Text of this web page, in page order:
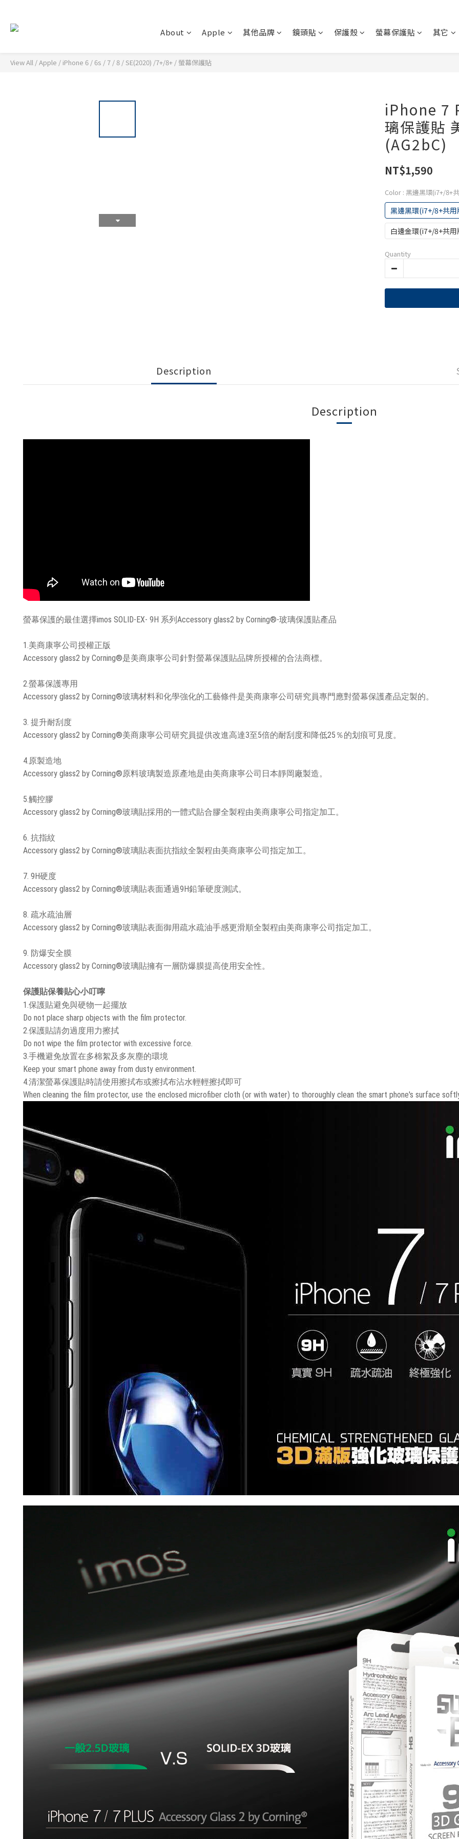
About Apple 其他品牌 鏡頭貼 保護殼 螢幕保護貼 其它
View All /Apple / iPhone 6 / 6s / 7 / 8 / SE(2020) /7+/8+ / 螢幕保護貼
iPhone 7
璃保護貼
(AG2bC)
NT$1,590
Color : 黑邊黑環(i7+/8+
黑邊黑環(i7+/8+共用
白邊金環(i7+/8+共用
Quantity
Description
Description
螢幕保護的最佳選擇imos SOLID-EX- 9H 系列Accessory glass2 by Corning®-玻璃保護貼產品
1.美商康寧公司授權正版
Accessory glass2 by Corning®是美商康寧公司針對螢幕保護貼品牌所授權的合法商標。
2.螢幕保護專用
Accessory glass2 by Corning®玻璃材料和化學強化的工藝條件是美商康寧公司研究員專門應對螢幕保護產品定製的。
3. 提升耐刮度
Accessory glass2 by Corning®美商康寧公司研究員提供改進高達3至5倍的耐刮度和降低25％的划痕可見度。
4.原製造地
Accessory glass2 by Corning®原料玻璃製造原產地是由美商康寧公司日本靜岡廠製造。
5.觸控膠
Accessory glass2 by Corning®玻璃貼採用的一體式貼合膠全製程由美商康寧公司指定加工。
6. 抗指紋
Accessory glass2 by Corning®玻璃貼表面抗指紋全製程由美商康寧公司指定加工。
7. 9H硬度
Accessory glass2 by Corning®玻璃貼表面通過9H鉛筆硬度測試。
8. 疏水疏油層
Accessory glass2 by Corning®玻璃貼表面御用疏水疏油手感更滑順全製程由美商康寧公司指定加工。
9. 防爆安全膜
Accessory glass2 by Corning®玻璃貼擁有一層防爆膜提高使用安全性。
保護貼保養貼心小叮嚀
1.保護貼避免與硬物一起擺放
Do not place sharp objects with the film protector.
2.保護貼請勿過度用力擦拭
Do not wipe the film protector with excessive force.
3.手機避免放置在多棉絮及多灰塵的環境
Keep your smart phone away from dusty environment.
4.清潔螢幕保護貼時請使用擦拭布或擦拭布沾水輕輕擦拭即可
When cleaning the film protector, use the enclosed microfiber cloth (or with water) to thoroughly clean the smart phone's surface